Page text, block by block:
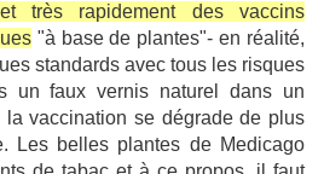
très rapidement des vaccins
"à base de plantes"- en réalité,
standards avec tous les risques
un faux vernis naturel dans un
vaccination se dégrade de plus
Les belles plantes de Medicago